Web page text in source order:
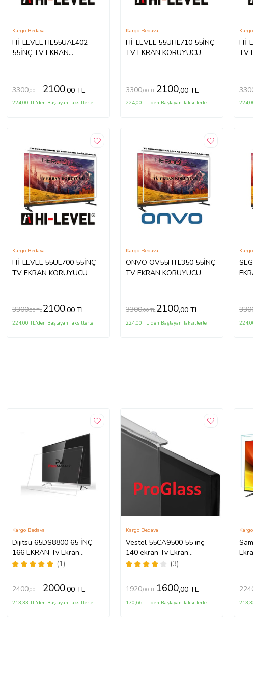
Hİ-LEVEL HL55UAL402
55İNÇ TV EKRAN
Kargo Bedava
3300,00 TL 2100,00 TL
224,00 TL'den Başlayan Taksitlerle
Hİ-LEVEL 55UHL710 55İNÇ
TV EKRAN KORUYUCU
Kargo Bedava
3300,00 TL 2100,00 TL
224,00 TL'den Başlayan Taksitlerle
Hİ-LEVEL
TV
Hİ-LEVEL 55UL700 55İNÇ
TV EKRAN KORUYUCU
Kargo Bedava
3300,00 TL 2100,00 TL
224,00 TL'den Başlayan Taksitlerle
ONVO OV55HTL350 55İNÇ
TV EKRAN KORUYUCU
Kargo Bedava
3300,00 TL 2100,00 TL
224,00 TL'den Başlayan Taksitlerle
SEG 55SBU710 55İNÇ TV
Dijitsu 65DS8800 65 İNÇ
166 EKRAN Tv Ekran
Koruyucu
(1)
Kargo Bedava
2400,00 TL 2000,00 TL
213,33 TL'den Başlayan Taksitlerle
Vestel 55CA9500 55 inç
140 ekran Tv Ekran
Koruyucu
(3)
Kargo Bedava
1920,00 TL 1600,00 TL
170,66 TL'den Başlayan Taksitlerle